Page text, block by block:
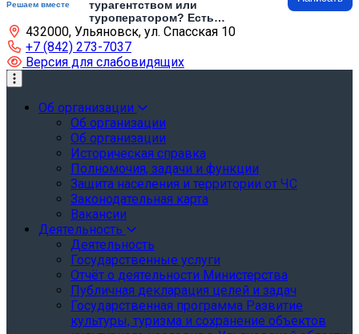
Решаем вместе
турагентством или
туроператором? Есть
предложения по развитию
туризма и туристической
инфраструктуры? Напишите об
этом
432000, Ульяновск, ул. Спасская 10
+7 (842) 273-7037
Версия для слабовидящих
Об организации
Об организации
Об организации
Историческая справка
Полномочия, задачи и функции
Защита населения и территории от ЧС
Законодательная карта
Вакансии
Деятельность
Деятельность
Государственные услуги
Отчёт о деятельности Министерства
Публичная декларация целей и задач
Государственная программа Развитие
культуры, туризма и сохранение объектов